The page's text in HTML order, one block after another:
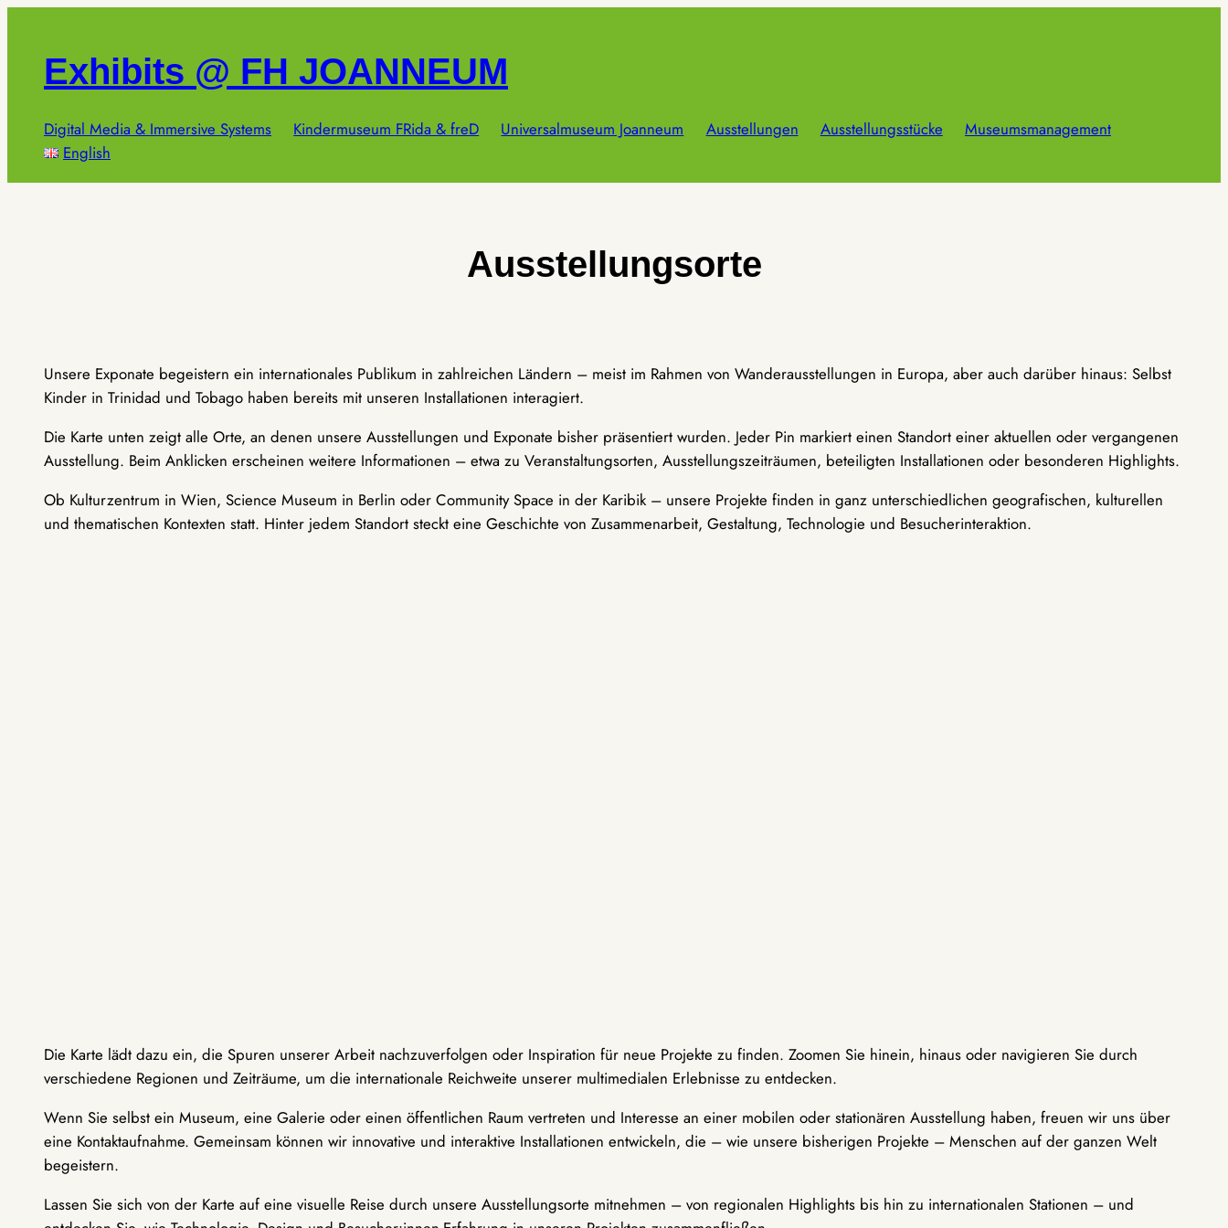
springenExhibits @ FH JOANNEUM
Digital Media & Immersive Systems Kindermuseum FRida & freD Universalmuseum Joanneum Ausstellungen Ausstellungsstücke
Museumsmanagement
English
Ausstellungsorte
Unsere Exponate begeistern ein internationales Publikum in zahlreichen Ländern – meist im Rahmen von Wanderausstellungen in Europa, aber auch darüber hinaus: Selbst
Kinder in Trinidad und Tobago haben bereits mit unseren Installationen interagiert.
Die Karte unten zeigt alle Orte, an denen unsere Ausstellungen und Exponate bisher präsentiert wurden. Jeder Pin markiert einen Standort einer aktuellen oder vergangenen
Ausstellung. Beim Anklicken erscheinen weitere Informationen – etwa zu Veranstaltungsorten, Ausstellungszeiträumen, beteiligten Installationen oder besonderen Highlights.
Ob Kulturzentrum in Wien, Science Museum in Berlin oder Community Space in der Karibik – unsere Projekte finden in ganz unterschiedlichen geografischen, kulturellen
und thematischen Kontexten statt. Hinter jedem Standort steckt eine Geschichte von Zusammenarbeit, Gestaltung, Technologie und Besucherinteraktion.
Die Karte lädt dazu ein, die Spuren unserer Arbeit nachzuverfolgen oder Inspiration für neue Projekte zu finden. Zoomen Sie hinein, hinaus oder navigieren Sie durch
verschiedene Regionen und Zeiträume, um die internationale Reichweite unserer multimedialen Erlebnisse zu entdecken.
Wenn Sie selbst ein Museum, eine Galerie oder einen öffentlichen Raum vertreten und Interesse an einer mobilen oder stationären Ausstellung haben, freuen wir uns über
eine Kontaktaufnahme. Gemeinsam können wir innovative und interaktive Installationen entwickeln, die – wie unsere bisherigen Projekte – Menschen auf der ganzen Welt
begeistern.
Lassen Sie sich von der Karte auf eine visuelle Reise durch unsere Ausstellungsorte mitnehmen – von regionalen Highlights bis hin zu internationalen Stationen – und